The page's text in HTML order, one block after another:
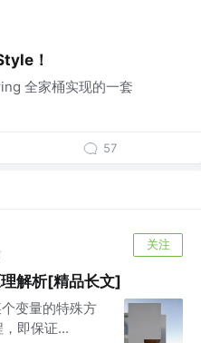
！
全家桶实现的一套
57
关注
解析[精品长文]
变量的特殊方
即保证...